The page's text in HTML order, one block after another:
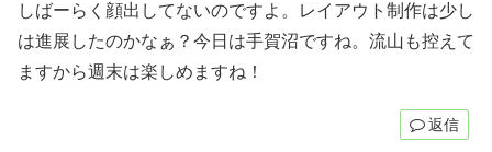
しばーらく顔出してないのですよ。レイアウト制作は少し
は進展したのかなぁ？今日は手賀沼ですね。流山も控えて
ますから週末は楽しめますね！
返信